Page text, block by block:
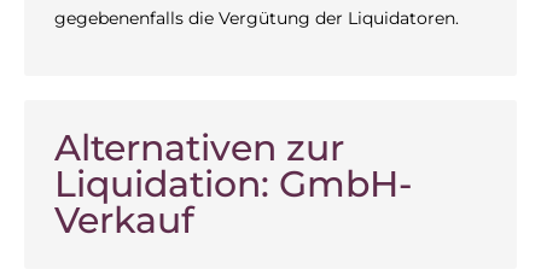
gegebenenfalls die Vergütung der Liquidatoren.
Alternativen zur
Liquidation: GmbH-
Verkauf